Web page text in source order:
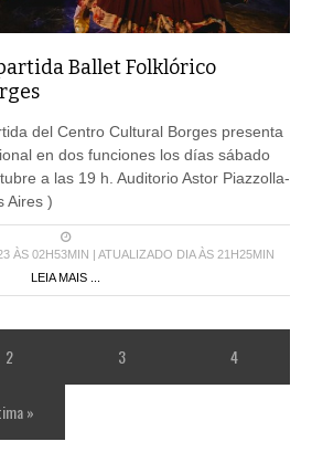
del Centro Cultural Borges presenta
en dos funciones los días sábado
a las 19 h. Auditorio Astor Piazzolla-
Aires )
ÀS 02H53MIN | ATUALIZADO DIA ÀS 21H25MIN
LEIA MAIS ...
2 3 4